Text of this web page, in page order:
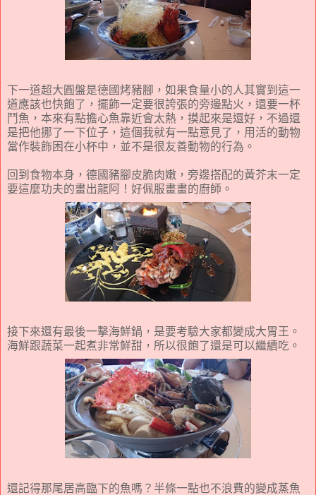
下一道超大圓盤是德國烤豬腳，如果食量小的人其實到這一
道應該也快飽了，擺飾一定要很誇張的旁邊點火，還要一杯
鬥魚，本來有點擔心魚靠近會太熱，摸起來是還好，不過還
是把他挪了一下位子，這個我就有一點意見了，用活的動物
當作裝飾困在小杯中，並不是很友善動物的行為。
回到食物本身，德國豬腳皮脆肉嫩，旁邊搭配的黃芥末一定
要這麼功夫的畫出龍阿！好佩服畫畫的廚師。
接下來還有最後一擊海鮮鍋，是要考驗大家都變成大胃王。
海鮮跟蔬菜一起煮非常鮮甜，所以很飽了還是可以繼續吃。
還記得那尾居高臨下的魚嗎？半條一點也不浪費的變成蒸魚